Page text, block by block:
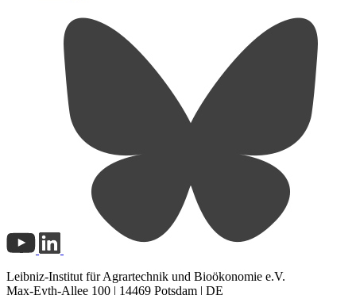
Leibniz-Institut für Agrartechnik und Bioökonomie e.V.
Max-Eyth-Allee 100 | 14469 Potsdam | DE